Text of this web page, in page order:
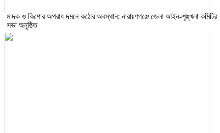
মাদক ও কিশোর অপরাধ দমনে কঠোর অবস্থান: নারায়ণগঞ্জে জেলা আইন-শৃঙ্খলা কমিটির
সভা অনুষ্ঠিত